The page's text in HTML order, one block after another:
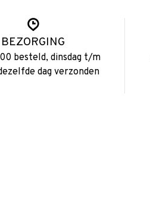
BEZORGING
besteld, dinsdag t/m
dag verzonden